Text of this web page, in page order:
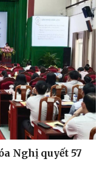
- Gia đình
Nghị quyết 57